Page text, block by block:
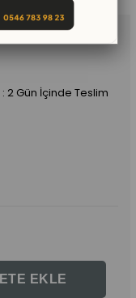
: 2 Gün İçinde Teslim